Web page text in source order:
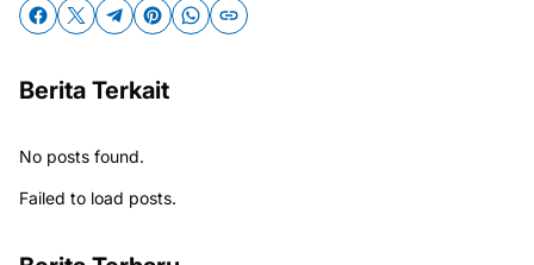
Berita Terkait
No posts found.
Failed to load posts.